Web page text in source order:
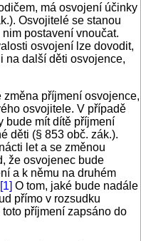
má osvojení účinky
Osvojitelé se stanou
postavení vnoučat.
osvojení lze dovodit,
na další děti osvojence,
příjmení osvojence,
osvojitele. V případě
bude mít dítě příjmení
děti (§ 853 obč. zák.).
let a se změnou
že osvojenec bude
a k němu na druhém
[1] O tom, jaké bude nadále
přímo v rozsudku
příjmení zapsáno do